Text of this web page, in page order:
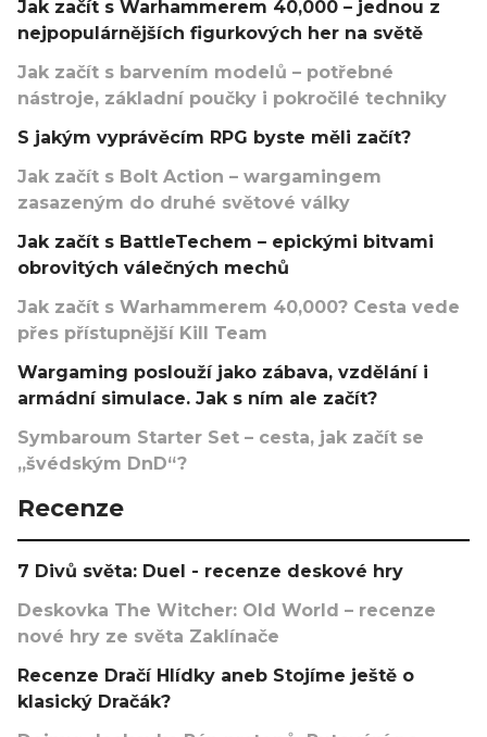
Jak začít s Warhammerem 40,000 – jednou z
nejpopulárnějších figurkových her na světě
Jak začít s barvením modelů – potřebné
nástroje, základní poučky i pokročilé techniky
S jakým vyprávěcím RPG byste měli začít?
Jak začít s Bolt Action – wargamingem
zasazeným do druhé světové války
Jak začít s BattleTechem – epickými bitvami
obrovitých válečných mechů
Jak začít s Warhammerem 40,000? Cesta vede
přes přístupnější Kill Team
Wargaming poslouží jako zábava, vzdělání i
armádní simulace. Jak s ním ale začít?
Symbaroum Starter Set – cesta, jak začít se
„švédským DnD“?
Recenze
7 Divů světa: Duel - recenze deskové hry
Deskovka The Witcher: Old World – recenze
nové hry ze světa Zaklínače
Recenze Dračí Hlídky aneb Stojíme ještě o
klasický Dračák?